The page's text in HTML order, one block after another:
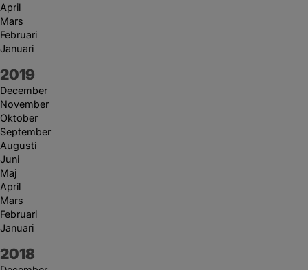
April
Mars
Februari
Januari
År:
2019
December
November
Oktober
September
Augusti
Juni
Maj
April
Mars
Februari
Januari
År:
2018